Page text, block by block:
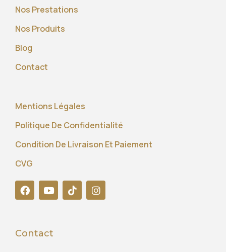
Nos Prestations
Nos Produits
Blog
Contact
Mentions Légales
Politique De Confidentialité
Condition De Livraison Et Paiement
CVG
Contact